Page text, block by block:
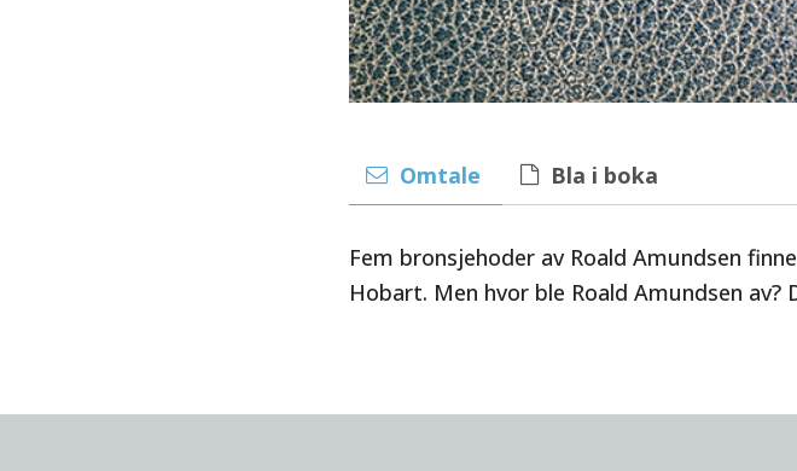
Omtale Bla i boka
Fem bronsjehoder av Roald Amundsen
Hobart. Men hvor ble Roald Amundsen